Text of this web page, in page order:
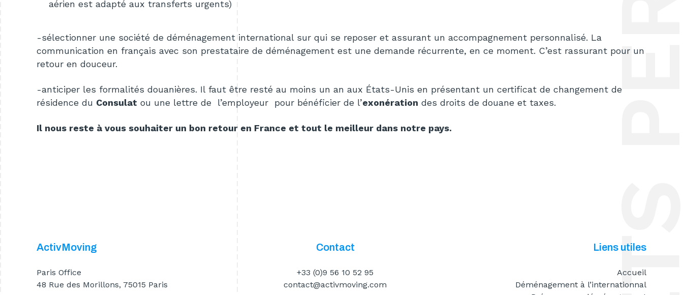
aérien est adapté aux transferts urgents)
-sélectionner une société de déménagement international sur qui se reposer et assurant un accompagnement personnalisé. La
communication en français avec son prestataire de déménagement est une demande récurrente, en ce moment. C’est rassurant pour un
retour en douceur.
-anticiper les formalités douanières. Il faut être resté au moins un an aux États-Unis en présentant un certificat de changement de
résidence du Consulat ou une lettre de l’employeur pour bénéficier de l’exonération des droits de douane et taxes.
Il nous reste à vous souhaiter un bon retour en France et tout le meilleur dans notre pays.
ActivMoving
Paris Office
48 Rue des Morillons, 75015 Paris
Contact
+33 (0)9 56 10 52 95
contact@activmoving.com
Liens utiles
Accueil
Déménagement à l’internationnal